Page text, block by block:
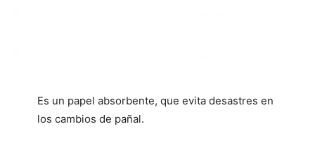
Es un papel absorbente, que evita desastres en
los cambios de pañal.